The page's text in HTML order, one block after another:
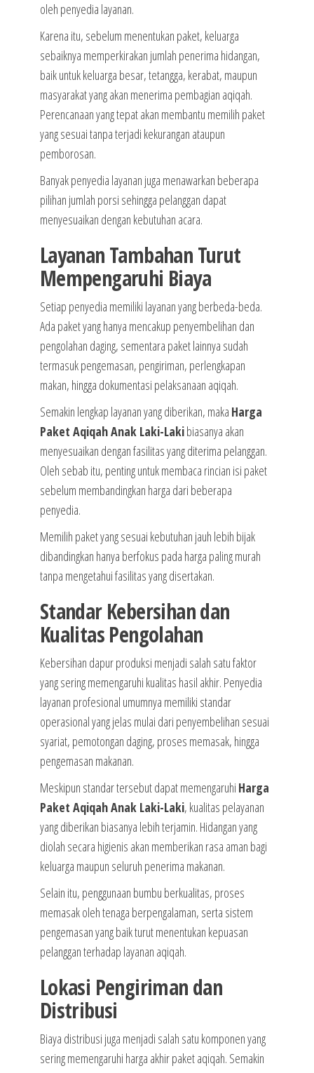
oleh penyedia layanan.
Karena itu, sebelum menentukan paket, keluarga
sebaiknya memperkirakan jumlah penerima hidangan,
baik untuk keluarga besar, tetangga, kerabat, maupun
masyarakat yang akan menerima pembagian aqiqah.
Perencanaan yang tepat akan membantu memilih paket
yang sesuai tanpa terjadi kekurangan ataupun
pemborosan.
Banyak penyedia layanan juga menawarkan beberapa
pilihan jumlah porsi sehingga pelanggan dapat
menyesuaikan dengan kebutuhan acara.
Layanan Tambahan Turut
Mempengaruhi Biaya
Setiap penyedia memiliki layanan yang berbeda-beda.
Ada paket yang hanya mencakup penyembelihan dan
pengolahan daging, sementara paket lainnya sudah
termasuk pengemasan, pengiriman, perlengkapan
makan, hingga dokumentasi pelaksanaan aqiqah.
Semakin lengkap layanan yang diberikan, maka Harga
Paket Aqiqah Anak Laki-Lakibiasanya akan
menyesuaikan dengan fasilitas yang diterima pelanggan.
Oleh sebab itu, penting untuk membaca rincian isi paket
sebelum membandingkan harga dari beberapa
penyedia.
Memilih paket yang sesuai kebutuhan jauh lebih bijak
dibandingkan hanya berfokus pada harga paling murah
tanpa mengetahui fasilitas yang disertakan.
Standar Kebersihan dan
Kualitas Pengolahan
Kebersihan dapur produksi menjadi salah satu faktor
yang sering memengaruhi kualitas hasil akhir. Penyedia
layanan profesional umumnya memiliki standar
operasional yang jelas mulai dari penyembelihan sesuai
syariat, pemotongan daging, proses memasak, hingga
pengemasan makanan.
Meskipun standar tersebut dapat memengaruhi Harga
Paket Aqiqah Anak Laki-Laki, kualitas pelayanan
yang diberikan biasanya lebih terjamin. Hidangan yang
diolah secara higienis akan memberikan rasa aman bagi
keluarga maupun seluruh penerima makanan.
Selain itu, penggunaan bumbu berkualitas, proses
memasak oleh tenaga berpengalaman, serta sistem
pengemasan yang baik turut menentukan kepuasan
pelanggan terhadap layanan aqiqah.
Lokasi Pengiriman dan
Distribusi
Biaya distribusi juga menjadi salah satu komponen yang
sering memengaruhi harga akhir paket aqiqah. Semakin